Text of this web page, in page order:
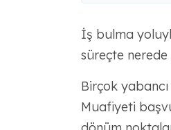
İş bulma
süreçte nerede
Birçok
Muafiyeti